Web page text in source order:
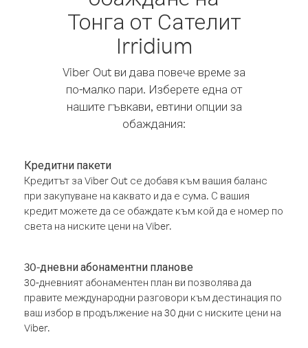
Тонга от Сателит
Irridium
Viber Out ви дава повече време за
по-малко пари. Изберете една от
нашите гъвкави, евтини опции за
обаждания:
Кредитни пакети
Кредитът за Viber Out се добавя към вашия баланс
при закупуване на каквато и да е сума. С вашия
кредит можете да се обаждате към кой да е номер по
света на ниските цени на Viber.
30-дневни абонаментни планове
30-дневният абонаментен план ви позволява да
правите международни разговори към дестинация по
ваш избор в продължение на 30 дни с ниските цени на
Viber.